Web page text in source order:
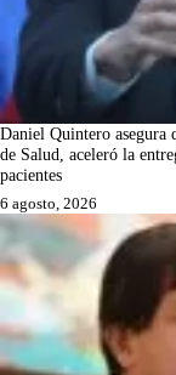
Daniel Quintero asegura
de Salud, aceleró la
pacientes
6 agosto, 2026